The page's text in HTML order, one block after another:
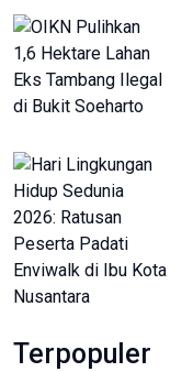
Terpopuler